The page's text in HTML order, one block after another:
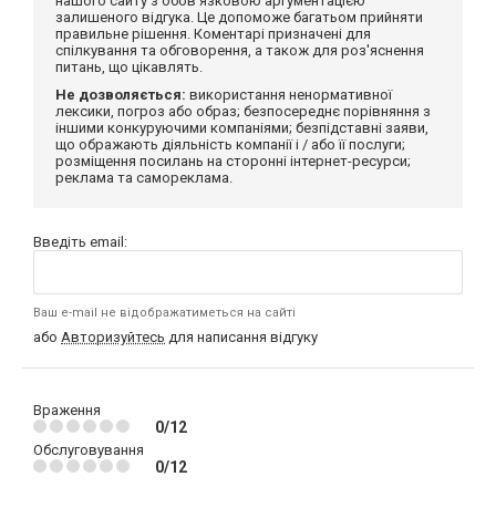
залишеного відгука. Це допоможе багатьом прийняти
правильне рішення. Коментарі призначені для
спілкування та обговорення, а також для роз'яснення
питань, що цікавлять.
Не дозволяється: використання ненормативної
лексики, погроз або образ; безпосереднє порівняння з
іншими конкуруючими компаніями; безпідставні заяви,
що ображають діяльність компанії і / або її послуги;
розміщення посилань на сторонні інтернет-ресурси;
реклама та самореклама.
Введіть email:
Ваш e-mail не відображатиметься на сайті
або Авторизуйтесь для написання відгуку
Враження
0/12
Обслуговування
0/12